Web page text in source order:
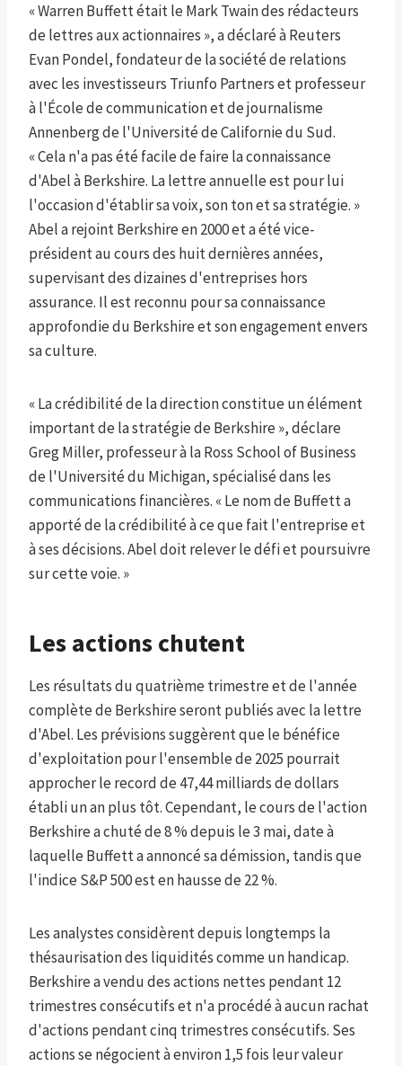
« Warren Buffett était le Mark Twain des rédacteurs
de lettres aux actionnaires », a déclaré à Reuters
Evan Pondel, fondateur de la société de relations
avec les investisseurs Triunfo Partners et professeur
à l'École de communication et de journalisme
Annenberg de l'Université de Californie du Sud.
« Cela n'a pas été facile de faire la connaissance
d'Abel à Berkshire. La lettre annuelle est pour lui
l'occasion d'établir sa voix, son ton et sa stratégie. »
Abel a rejoint Berkshire en 2000 et a été vice-
président au cours des huit dernières années,
supervisant des dizaines d'entreprises hors
assurance. Il est reconnu pour sa connaissance
approfondie du Berkshire et son engagement envers
sa culture.
« La crédibilité de la direction constitue un élément
important de la stratégie de Berkshire », déclare
Greg Miller, professeur à la Ross School of Business
de l'Université du Michigan, spécialisé dans les
communications financières. « Le nom de Buffett a
apporté de la crédibilité à ce que fait l'entreprise et
à ses décisions. Abel doit relever le défi et poursuivre
sur cette voie. »
Les actions chutent
Les résultats du quatrième trimestre et de l'année
complète de Berkshire seront publiés avec la lettre
d'Abel. Les prévisions suggèrent que le bénéfice
d'exploitation pour l'ensemble de 2025 pourrait
approcher le record de 47,44 milliards de dollars
établi un an plus tôt. Cependant, le cours de l'action
Berkshire a chuté de 8 % depuis le 3 mai, date à
laquelle Buffett a annoncé sa démission, tandis que
l'indice S&P 500 est en hausse de 22 %.
Les analystes considèrent depuis longtemps la
thésaurisation des liquidités comme un handicap.
Berkshire a vendu des actions nettes pendant 12
trimestres consécutifs et n'a procédé à aucun rachat
d'actions pendant cinq trimestres consécutifs. Ses
actions se négocient à environ 1,5 fois leur valeur